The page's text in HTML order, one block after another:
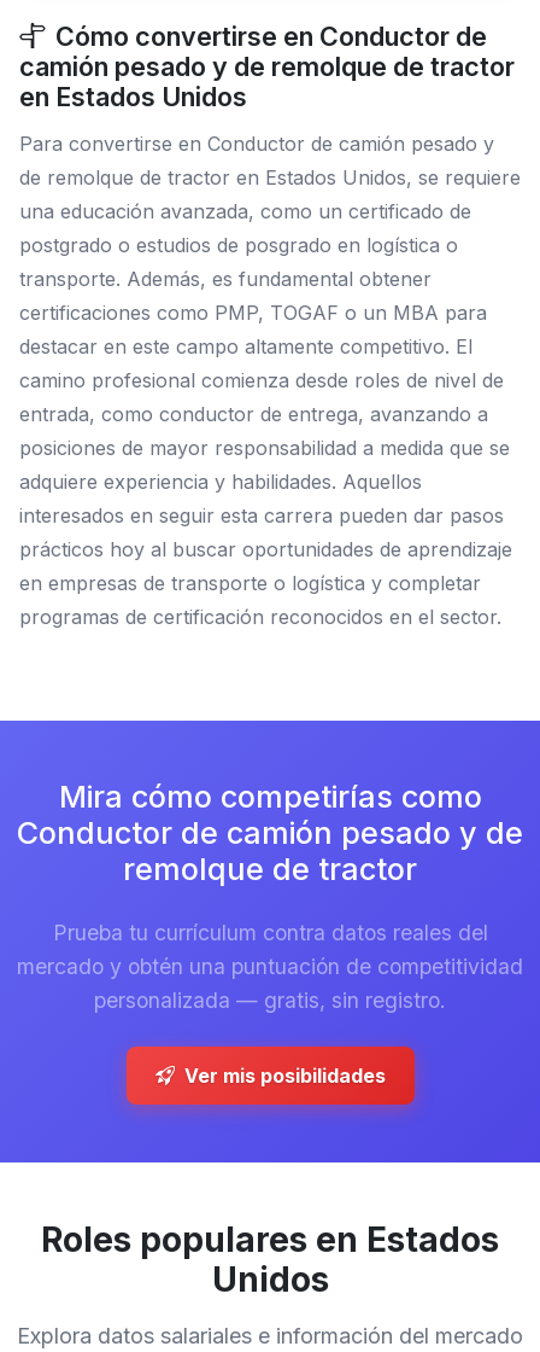
Cómo convertirse en Conductor de
camión pesado y de remolque de tractor
en Estados Unidos
Para convertirse en Conductor de camión pesado y
de remolque de tractor en Estados Unidos, se requiere
una educación avanzada, como un certificado de
postgrado o estudios de posgrado en logística o
transporte. Además, es fundamental obtener
certificaciones como PMP, TOGAF o un MBA para
destacar en este campo altamente competitivo. El
camino profesional comienza desde roles de nivel de
entrada, como conductor de entrega, avanzando a
posiciones de mayor responsabilidad a medida que se
adquiere experiencia y habilidades. Aquellos
interesados en seguir esta carrera pueden dar pasos
prácticos hoy al buscar oportunidades de aprendizaje
en empresas de transporte o logística y completar
programas de certificación reconocidos en el sector.
Mira cómo competirías como
Conductor de camión pesado y de
remolque de tractor
Prueba tu currículum contra datos reales del
mercado y obtén una puntuación de competitividad
personalizada — gratis, sin registro.
Ver mis posibilidades
Roles populares en Estados
Unidos
Explora datos salariales e información del mercado